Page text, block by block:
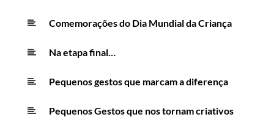
Comemorações do Dia Mundial da Criança
Na etapa final…
Pequenos gestos que marcam a diferença
Pequenos Gestos que nos tornam criativos